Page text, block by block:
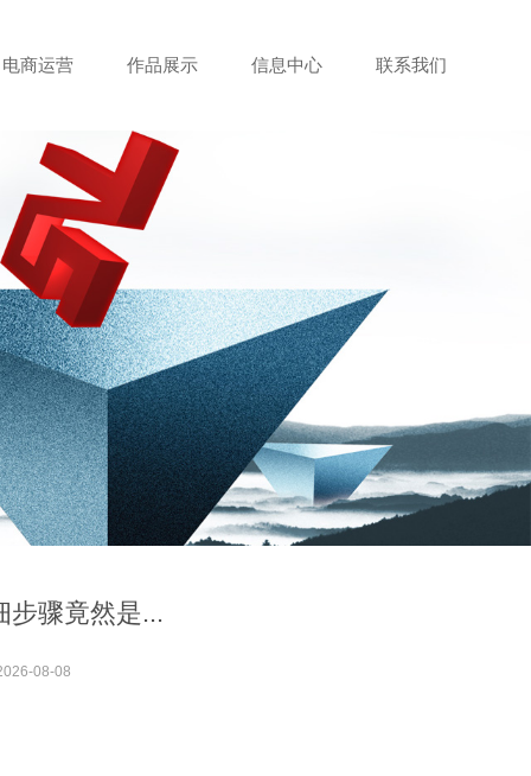
电商运营 作品展示 信息中心 联系我们
步骤竟然是...
08-08